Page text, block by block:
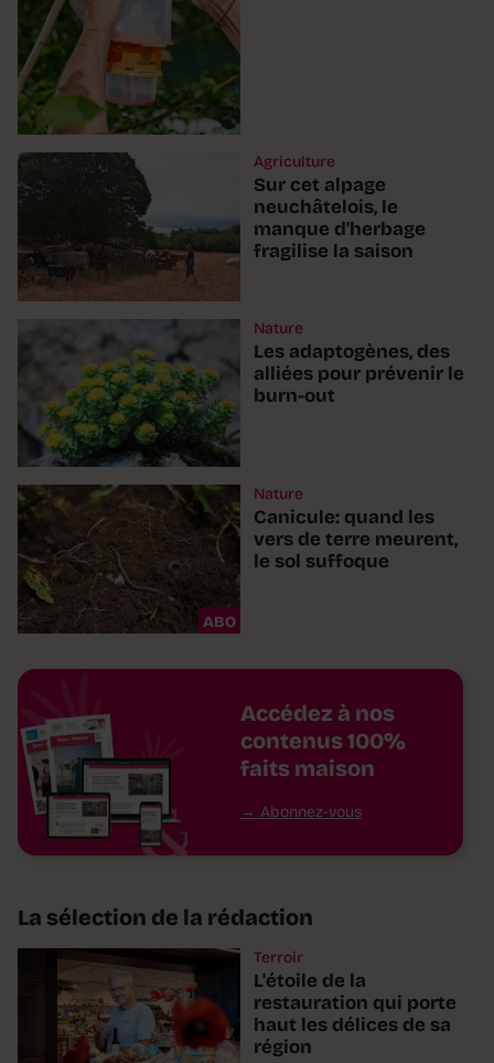
Agriculture
Sur cet alpage
neuchâtelois, le
manque d'herbage
fragilise la saison
Nature
Les adaptogènes, des
alliées pour prévenir le
burn-out
ABO
Nature
Canicule: quand les
vers de terre meurent,
le sol suffoque
Accédez à nos
contenus 100%
faits maison
Abonnez-vous
La sélection de la rédaction
Terroir
L'étoile de la
restauration qui porte
haut les délices de sa
région